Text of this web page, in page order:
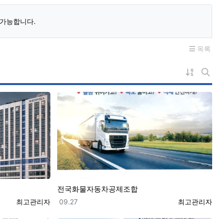
능합니다.
목록
게시물
게
등록자
최고관리자
전국화물자동차공제조합
등록자
최고관리자
등록일
09.27